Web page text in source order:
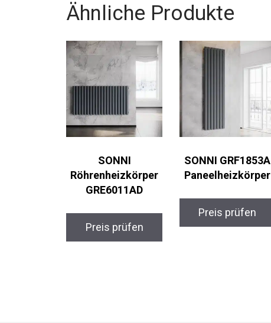
Ähnliche Produkte
SONNI
Röhrenheizkörper
GRE6011AD
Preis prüfen
SONNI GRF1853A
Paneelheizkörper
Preis prüfen